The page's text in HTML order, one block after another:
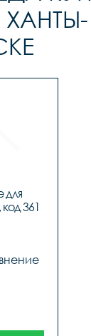
для
361